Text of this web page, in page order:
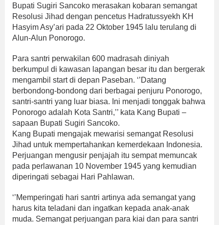
Bupati Sugiri Sancoko merasakan kobaran semangat
Resolusi Jihad dengan pencetus Hadratussyekh KH
Hasyim Asy’ari pada 22 Oktober 1945 lalu terulang di
Alun-Alun Ponorogo.
Para santri perwakilan 600 madrasah diniyah
berkumpul di kawasan lapangan besar itu dan bergerak
mengambil start di depan Paseban. ‘’Datang
berbondong-bondong dari berbagai penjuru Ponorogo,
santri-santri yang luar biasa. Ini menjadi tonggak bahwa
Ponorogo adalah Kota Santri,’’ kata Kang Bupati –
sapaan Bupati Sugiri Sancoko.
Kang Bupati mengajak mewarisi semangat Resolusi
Jihad untuk mempertahankan kemerdekaan Indonesia.
Perjuangan mengusir penjajah itu sempat memuncak
pada perlawanan 10 November 1945 yang kemudian
diperingati sebagai Hari Pahlawan.
‘’Memperingati hari santri artinya ada semangat yang
harus kita teladani dan ingatkan kepada anak-anak
muda. Semangat perjuangan para kiai dan para santri